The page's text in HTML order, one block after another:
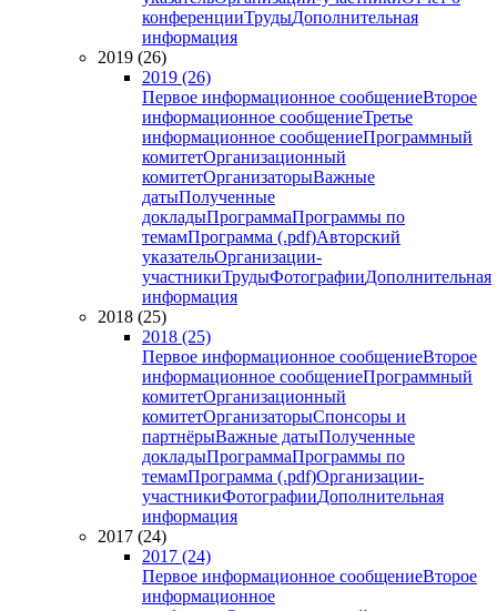
конференцииТрудыДополнительная
информация
2019 (26)
2019 (26)
Первое информационное сообщениеВторое
информационное сообщениеТретье
информационное сообщениеПрограммный
комитетОрганизационный
комитетОрганизаторыВажные
датыПолученные
докладыПрограммаПрограммы по
темамПрограмма (.pdf)Авторский
указательОрганизации-
участникиТрудыФотографииДополнительная
информация
2018 (25)
2018 (25)
Первое информационное сообщениеВторое
информационное сообщениеПрограммный
комитетОрганизационный
комитетОрганизаторыСпонсоры и
партнёрыВажные датыПолученные
докладыПрограммаПрограммы по
темамПрограмма (.pdf)Организации-
участникиФотографииДополнительная
информация
2017 (24)
2017 (24)
Первое информационное сообщениеВторое
информационное